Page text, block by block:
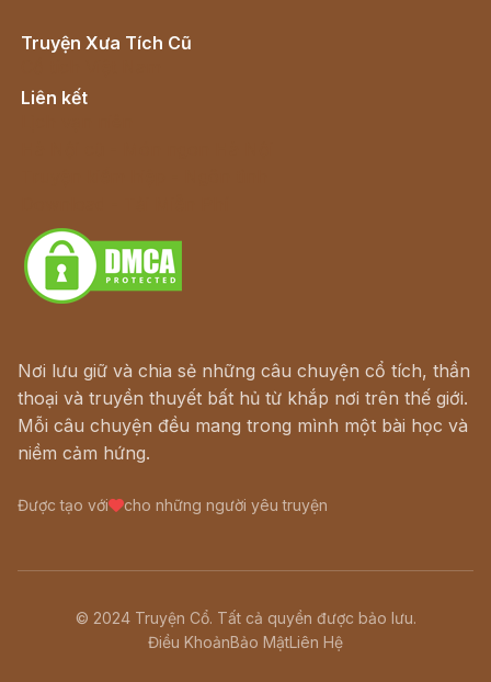
Truyện Xưa Tích Cũ
Liên kết
Nơi lưu giữ và chia sẻ những câu chuyện cổ tích, thần
thoại và truyền thuyết bất hủ từ khắp nơi trên thế giới.
Mỗi câu chuyện đều mang trong mình một bài học và
niềm cảm hứng.
Được tạo với cho những người yêu truyện
© 2024 Truyện Cổ. Tất cả quyền được bảo lưu.
Điều KhoảnBảo MậtLiên Hệ